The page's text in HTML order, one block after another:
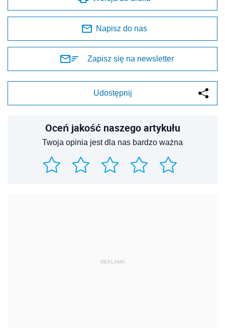
Napisz do nas
Zapisz się na newsletter
Udostępnij
Oceń jakość naszego artykułu
Twoja opinia jest dla nas bardzo ważna
REKLAMA